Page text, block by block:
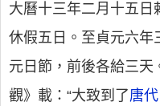
大曆十三年二月十五日
休假五日。至貞元六年
元日節，前後各給三天
觀》載：“大致到了唐代